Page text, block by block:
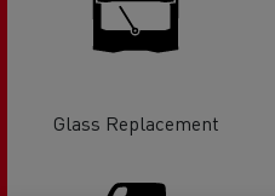
Glass Replacement